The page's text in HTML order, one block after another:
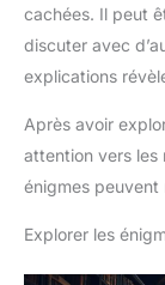
cachées. Il peut
discuter avec
explications
Après avoir
attention vers les
énigmes peuvent
Explorer les